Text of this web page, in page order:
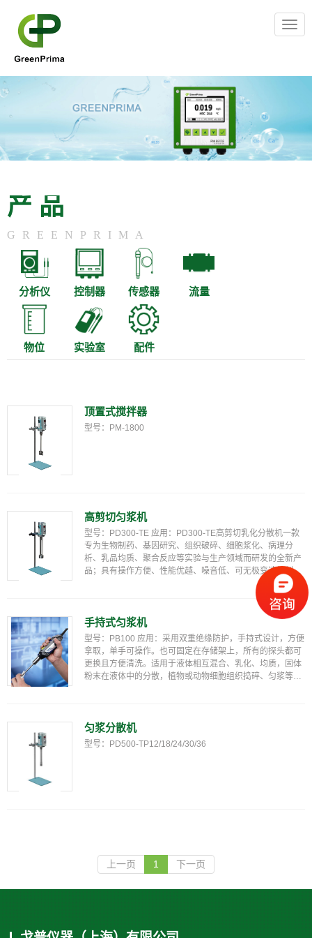
产品
GREENPRIMA
分析仪 控制器 传感器 流量
物位 实验室 配件
顶置式搅拌器
型号：PM-1800
高剪切匀浆机
型号：PD300-TE 应用：PD300-TE高剪切乳化分散机一款
专为生物制药、基因研究、组织破碎、细胞浆化、病理分
析、乳品均质、聚合反应等实验与生产领域而研发的全新产
品；具有操作方便、性能优越、噪音低、可无极变速控制且
适合长时间运转等特点。所有的分散刀头都是可更换的且方
便清洗灭菌。可选的多种分散刀头满足了其处理量从...
手持式匀浆机
型号：PB100 应用：采用双重绝缘防护，手持式设计，方便
拿取，单手可操作。也可固定在存储架上，所有的探头都可
更换且方便清洗。适用于液体相互混合、乳化、均质，固体
粉末在液体中的分散，植物或动物细胞组织捣碎、匀浆等。
匀浆分散机
型号：PD500-TP12/18/24/30/36
上一页 1 下一页